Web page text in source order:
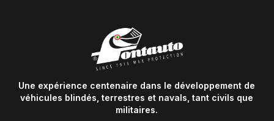
Une expérience centenaire dans le développement de
véhicules blindés, terrestres et navals, tant civils que
militaires.